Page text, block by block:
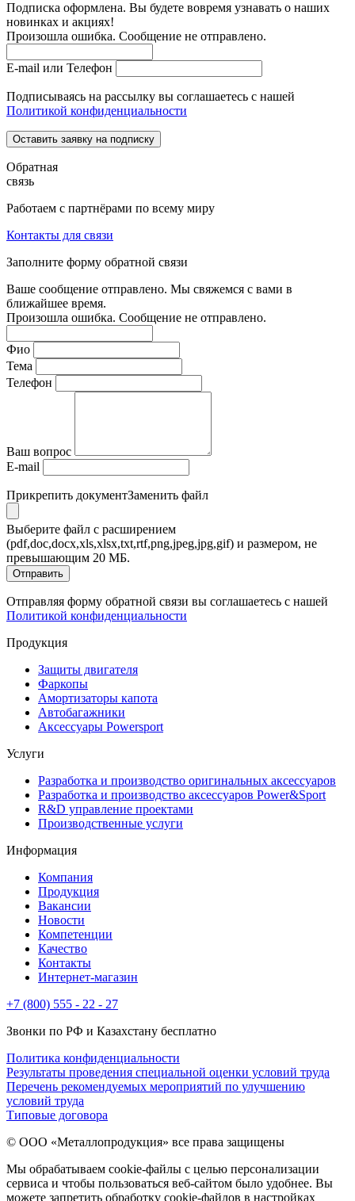
Подписка оформлена. Вы будете вовремя узнавать о наших
новинках и акциях!
Произошла ошибка. Сообщение не отправлено.
E-mail или Телефон
Подписываясь на рассылку вы соглашаетесь с нашей
Политикой конфиденциальности
Оставить заявку на подписку
Обратная
связь
Работаем с партнёрами по всему миру
Контакты для связи
Заполните форму обратной связи
Ваше сообщение отправлено. Мы свяжемся с вами в
ближайшее время.
Произошла ошибка. Сообщение не отправлено.
Фио
Тема
Телефон
Ваш вопрос
E-mail
Прикрепить документЗаменить файл
Выберите файл с расширением
(pdf,doc,docx,xls,xlsx,txt,rtf,png,jpeg,jpg,gif) и размером, не
превышающим 20 МБ.
Отправить
Отправляя форму обратной связи вы соглашаетесь с нашей
Политикой конфиденциальности
Продукция
Защиты двигателя
Фаркопы
Амортизаторы капота
Автобагажники
Аксессуары Powersport
Услуги
Разработка и производство оригинальных аксессуаров
Разработка и производство аксессуаров Power&Sport
R&D управление проектами
Производственные услуги
Информация
Компания
Продукция
Вакансии
Новости
Компетенции
Качество
Контакты
Интернет-магазин
+7 (800) 555 - 22 - 27
Звонки по РФ и Казахстану бесплатно
Политика конфиденциальности
Результаты проведения специальной оценки условий труда
Перечень рекомендуемых мероприятий по улучшению
условий труда
Типовые договора
© ООО «Металлопродукция» все права защищены
Мы обрабатываем cookie-файлы с целью персонализации
сервиса и чтобы пользоваться веб-сайтом было удобнее. Вы
можете запретить обработку cookie-файлов в настройках